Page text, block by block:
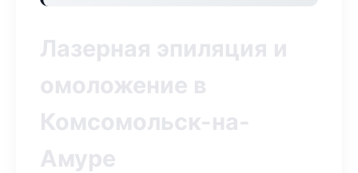
Лазерная эпиляция и
омоложение в
Комсомольск-на-
Амуре